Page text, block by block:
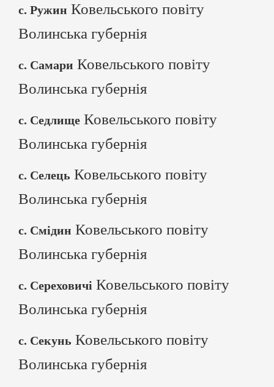
с. Ружин Ковельського повіту
Волинська губернія
с. Самари Ковельського повіту
Волинська губернія
с. Седлище Ковельського повіту
Волинська губернія
с. Селець Ковельського повіту
Волинська губернія
с. Смідин Ковельського повіту
Волинська губернія
с. Сереховичі Ковельського повіту
Волинська губернія
с. Секунь Ковельського повіту
Волинська губернія